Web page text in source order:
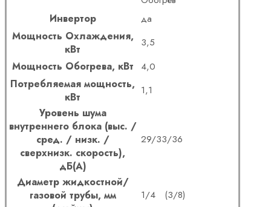
Инвертор да
Мощность Охлаждения,
кВт
3,5
Мощность Обогрева, кВт 4,0
Потребляемая мощность,
кВт
1,1
Уровень шума
внутреннего блока (выс. /
сред. / низк. /
сверхнизк. скорость),
дБ(А)
29/33/36
Диаметр жидкостной/
газовой трубы, мм
1/4 (3/8)